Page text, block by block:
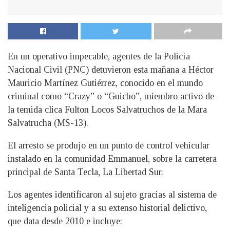
En un operativo impecable, agentes de la Policía
Nacional Civil (PNC) detuvieron esta mañana a Héctor
Mauricio Martínez Gutiérrez, conocido en el mundo
criminal como “Crazy” o “Guicho”, miembro activo de
la temida clica Fulton Locos Salvatruchos de la Mara
Salvatrucha (MS-13).
El arresto se produjo en un punto de control vehicular
instalado en la comunidad Emmanuel, sobre la carretera
principal de Santa Tecla, La Libertad Sur.
Los agentes identificaron al sujeto gracias al sistema de
inteligencia policial y a su extenso historial delictivo,
que data desde 2010 e incluye: